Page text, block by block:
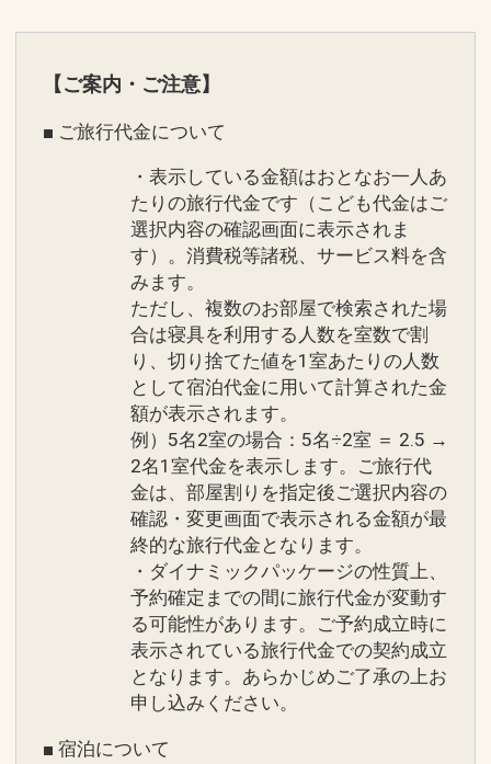
面での営業とさせていただきます。
予定
★インドアプール
ウォータースライダー、深さ30cm・
60cmのお子様用エリアを備えたインド
アプール。
お天気に左右されず、気温・水温とも
30℃前後を保ち常に快適。
・営業期間 通年
・営業時間 9:00～21:00
※営業時間や内容は予告なく変更となる
場合があります。
大浴場のご案内
オープンなスペースで日ごろの疲れを癒
せる大浴場。サウナも完備。
●営業時間 6:00～11:00／15:00～23:00
や、キッズの好奇心をくすぐる仕掛け満
載の水遊びエリア。
営業期間 2026年3月1日～11月15日
営業時間【スプラッシュパーク】9:00～
【キッズプール】9:00～20:00
※営業時間や内容は予告なく変更となる
場合があります。
プールのご案内
★ビーチサイドプール
フサキビーチに沿って配された、3つの
レイヤーが美しい紺碧色のプール。デッ
キチェアに寝そべってトロピカルカクテ
ルを片手にリラックスタイム。
営業期間 通年（予定）
営業時間
[3月1日～11月15日] 9:00～20:00
[7月1日～10月31日] ナイトプール 20:00
※20:00以降の遊泳は20歳以上に限らせ
ていただきます。
※ナイトプールはTHE STAR BAR側の２
面での営業とさせていただきます。
【ご案内・ご注意】
■ ご旅行代金について
・表示している金額はおとなお一人あ
たりの旅行代金です（こども代金はご
選択内容の確認画面に表示されま
す）。消費税等諸税、サービス料を含
みます。
ただし、複数のお部屋で検索された場
合は寝具を利用する人数を室数で割
り、切り捨てた値を1室あたりの人数
として宿泊代金に用いて計算された金
額が表示されます。
例）5名2室の場合：5名÷2室 ＝ 2.5 →
2名1室代金を表示します。ご旅行代
金は、部屋割りを指定後ご選択内容の
確認・変更画面で表示される金額が最
終的な旅行代金となります。
・ダイナミックパッケージの性質上、
予約確定までの間に旅行代金が変動す
る可能性があります。ご予約成立時に
表示されている旅行代金での契約成立
となります。あらかじめご了承の上お
申し込みください。
■ 宿泊について